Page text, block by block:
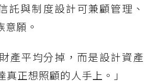
託與制度設計可兼顧管理、
意願。
產平均分掉，而是設計資產
正想照顧的人手上。」